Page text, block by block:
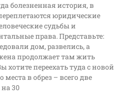
болезненная история, в
юридические
судьбы и
права. Представьте:
дом, развелись, а
продолжает там жить
хотите переехать туда с новой
места в обрез – всего две
30